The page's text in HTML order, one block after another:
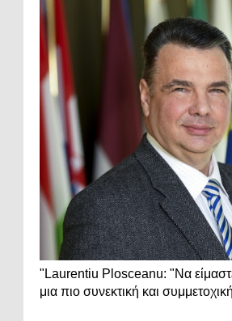
"Laurentiu Plosceanu: "Να
μια πιο συνεκτική και